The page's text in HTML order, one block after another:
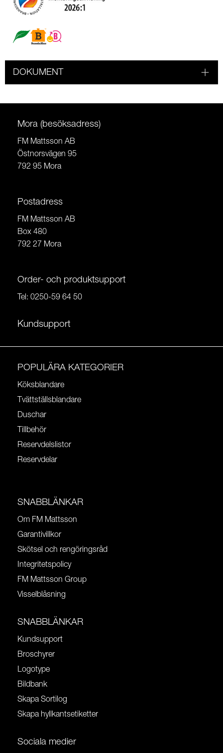
DOKUMENT
Mora (besöksadress)
FM Mattsson AB
Östnorsvägen 95
792 95 Mora
Postadress
FM Mattsson AB
Box 480
792 27 Mora
Order- och produktsupport
Tel: 0250-59 64 50
Kundsupport
POPULÄRA KATEGORIER
Köksblandare
Tvättställsblandare
Duschar
Tillbehör
Reservdelslistor
Reservdelar
SNABBLÄNKAR
Om FM Mattsson
Garantivillkor
Skötsel och rengöringsråd
Integritetspolicy
FM Mattsson Group
Visselblåsning
SNABBLÄNKAR
Kundsupport
Broschyrer
Logotype
Bildbank
Skapa Sortilog
Skapa hyllkantsetiketter
Sociala medier